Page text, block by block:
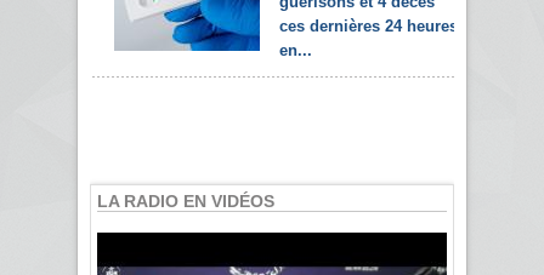
ces dernières 24 heures
en...
LA RADIO EN VIDÉOS